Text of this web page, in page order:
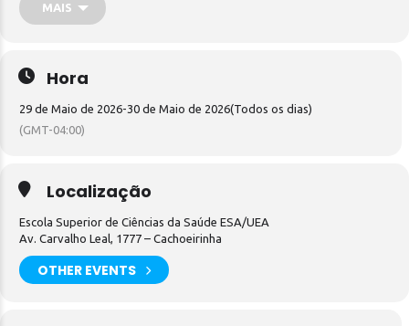
MAIS
Hora
29 de Maio de 2026-30 de Maio de 2026(Todos os dias)
(GMT-04:00)
Localização
Escola Superior de Ciências da Saúde ESA/UEA
Av. Carvalho Leal, 1777 – Cachoeirinha
OTHER EVENTS